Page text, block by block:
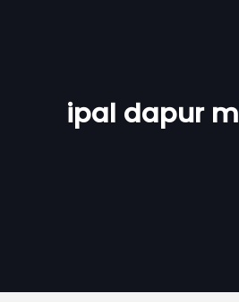
ipal dapur